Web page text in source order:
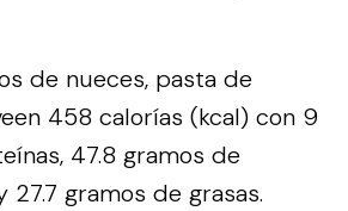
de nueces, pasta de
458 calorías (kcal) con 9
47.8 gramos de
gramos de grasas.